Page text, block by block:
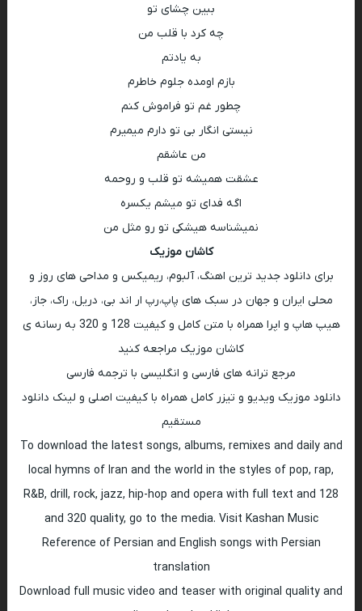
ببین چشای تو
چه کرد با قلب من
به یادتم
بازم اومده جلوم خاطرم
چطور غم تو فراموش کنم
نیستی انگار بی تو دارم میمیرم
من عاشقم
عشقت همیشه تو قلب و روحمه
اگه فدای تو میشم یکسره
نمیشناسه هیشکی تو رو مثل من
کاشان موزیک
برای دانلود جدید ترین اهنگ، آلبوم، ریمیکس و مداحی های روز و
محلی ایران و جهان در سبک های پاپ،رپ ار اند بی، دریل، راک، جاز،
هیپ هاپ و اپرا همراه با متن کامل و کیفیت 128 و 320 به رسانه ی
کاشان موزیک مراجعه کنید
مرجع ترانه های فارسی و انگلیسی با ترجمه فارسی
دانلود موزیک ویدیو و تیزر کامل همراه با کیفیت اصلی و لینک دانلود
مستقیم
To download the latest songs, albums, remixes and daily and
local hymns of Iran and the world in the styles of pop, rap,
R&B, drill, rock, jazz, hip-hop and opera with full text and 128
and 320 quality, go to the media. Visit Kashan Music
Reference of Persian and English songs with Persian
translation
Download full music video and teaser with original quality and